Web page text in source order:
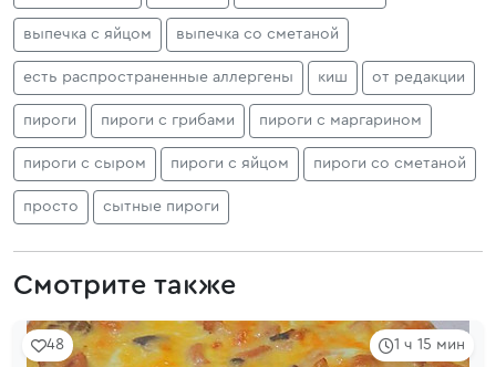
выпечка с яйцом выпечка со сметаной
есть распространенные аллергены киш от редакции
пироги пироги с грибами пироги с маргарином
пироги с сыром пироги с яйцом пироги со сметаной
просто сытные пироги
Смотрите также
1 ч 15 мин
48